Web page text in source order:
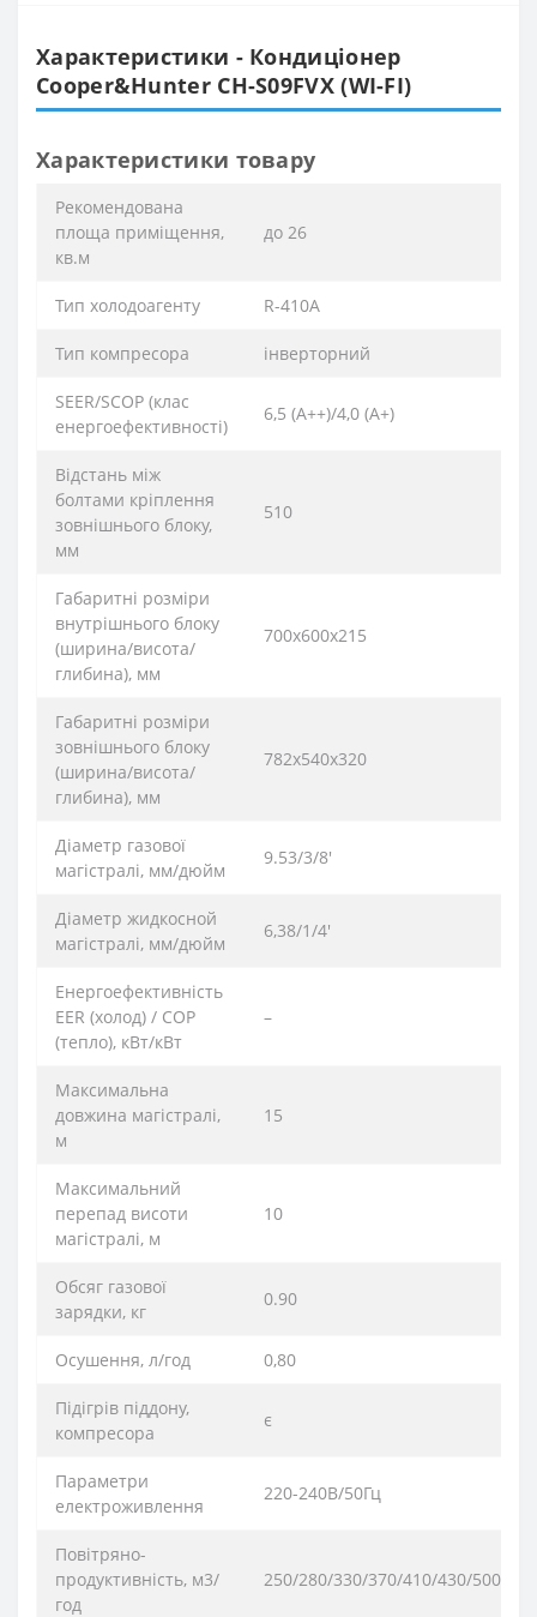
Характеристики - Кондиціонер
Cooper&Hunter CH-S09FVX (WI-FI)
Характеристики товару
Рекомендована
площа приміщення,
кв.м
до 26
Тип холодоагенту R-410A
Тип компресора інверторний
SEER/SCOP (клас
енергоефективності)
6,5 (А++)/4,0 (А+)
Відстань між
болтами кріплення
зовнішнього блоку,
мм
510
Габаритні розміри
внутрішнього блоку
(ширина/висота/
глибина), мм
700х600х215
Габаритні розміри
зовнішнього блоку
(ширина/висота/
глибина), мм
782х540х320
Діаметр газової
магістралі, мм/дюйм
9.53/3/8'
Діаметр жидкосной
магістралі, мм/дюйм
6,38/1/4'
Енергоефективність
EER (холод) / COP
(тепло), кВт/кВт
–
Максимальна
довжина магістралі,
м
15
Максимальний
перепад висоти
магістралі, м
10
Обсяг газової
зарядки, кг
0.90
Осушення, л/год 0,80
Підігрів піддону,
компресора
є
Параметри
електроживлення
220-240В/50Гц
Повітряно-
продуктивність, м3/
год
250/280/330/370/410/430/500